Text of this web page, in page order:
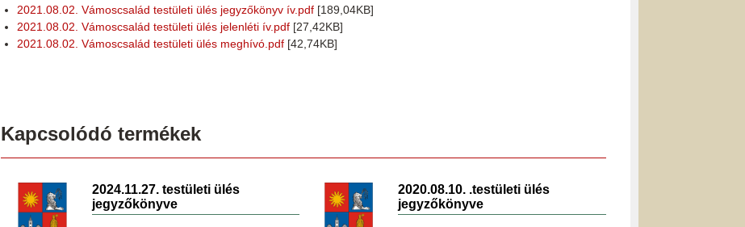
2021.08.02. Vámoscsalád testületi ülés jegyzőkönyv ív.pdf [189,04KB]
2021.08.02. Vámoscsalád testületi ülés jelenléti ív.pdf [27,42KB]
2021.08.02. Vámoscsalád testületi ülés meghívó.pdf [42,74KB]
Kapcsolódó termékek
2024.11.27. testületi ülés
jegyzőkönyve
2020.08.10. .testületi ülés
jegyzőkönyve